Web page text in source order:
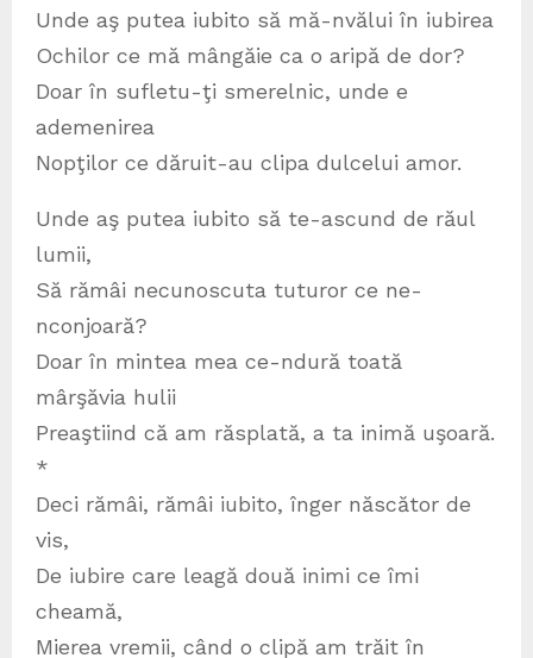
Unde aş putea iubito să mă-nvălui în iubirea
Ochilor ce mă mângăie ca o aripă de dor?
Doar în sufletu-ţi smerelnic, unde e
ademenirea
Nopţilor ce dăruit-au clipa dulcelui amor.
Unde aş putea iubito să te-ascund de răul
lumii,
Să rămâi necunoscuta tuturor ce ne-
nconjoară?
Doar în mintea mea ce-ndură toată
mârşăvia hulii
Preaştiind că am răsplată, a ta inimă uşoară.
*
Deci rămâi, rămâi iubito, înger născător de
vis,
De iubire care leagă două inimi ce îmi
cheamă,
Mierea vremii, când o clipă am trăit în